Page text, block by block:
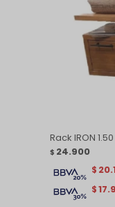
Rack IRON
$ 24.900
$
$